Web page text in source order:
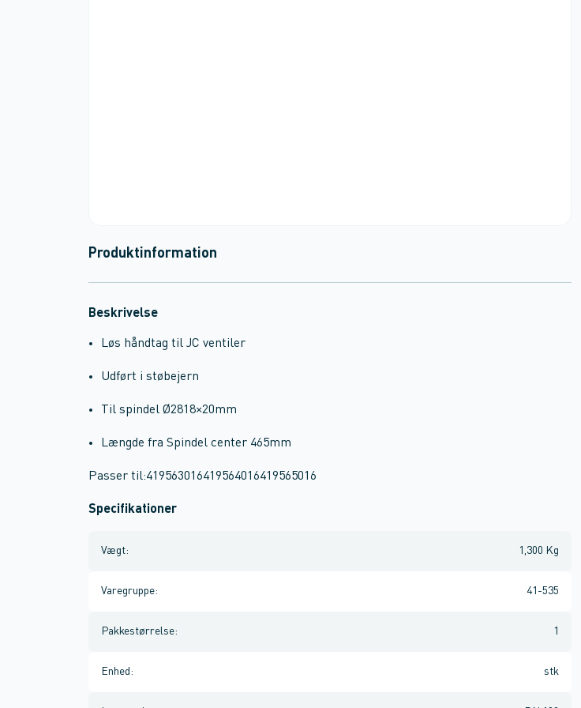
Produktinformation
Beskrivelse
Løs håndtag til JC ventiler
Udført i støbejern
Til spindel Ø2818×20mm
Længde fra Spindel center 465mm
Passer til:419563016419564016419565016
Specifikationer
Vægt: 1,300 Kg
Varegruppe: 41-535
Pakkestørrelse: 1
Enhed : stk